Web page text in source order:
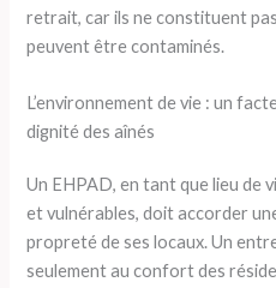
retrait, car ils ne constituent
peuvent être contaminés.
L’environnement de vie : un
dignité des aînés
Un EHPAD, en tant que lieu de
et vulnérables, doit accorder
propreté de ses locaux. Un
seulement au confort des